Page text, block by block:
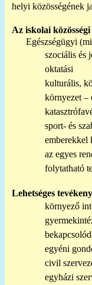
helyi közösségének
Az iskolai
Egészségügyi
szociális és
oktatási
kulturális,
környezet –
sport- és
emberekkel
az egyes
folytatható
Lehetséges
környező
egyéni
civil
egyházi